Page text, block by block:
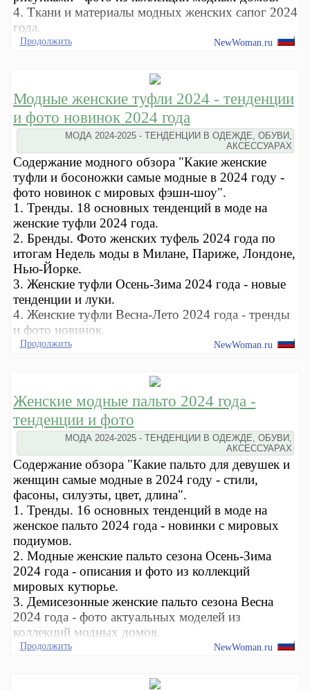
4. Ткани и материалы модных женских сапог 2024
года.
Продолжить NewWoman.ru
Модные женские туфли 2024 - тенденции
и фото новинок 2024 года
МОДА 2024-2025 - ТЕНДЕНЦИИ В ОДЕЖДЕ, ОБУВИ,
АКСЕССУАРАХ
Содержание модного обзора "Какие женские
туфли и босоножки самые модные в 2024 году -
фото новинок с мировых фэшн-шоу".
1. Тренды. 18 основных тенденций в моде на
женские туфли 2024 года.
2. Бренды. Фото женских туфель 2024 года по
итогам Недель моды в Милане, Париже, Лондоне,
Нью-Йорке.
3. Женские туфли Осень-Зима 2024 года - новые
тенденции и луки.
4. Женские туфли Весна-Лето 2024 года - тренды
и фото новинок.
Продолжить NewWoman.ru
Женские модные пальто 2024 года -
тенденции и фото
МОДА 2024-2025 - ТЕНДЕНЦИИ В ОДЕЖДЕ, ОБУВИ,
АКСЕССУАРАХ
Содержание обзора "Какие пальто для девушек и
женщин самые модные в 2024 году - стили,
фасоны, силуэты, цвет, длина".
1. Тренды. 16 основных тенденций в моде на
женское пальто 2024 года - новинки с мировых
подиумов.
2. Модные женские пальто сезона Осень-Зима
2024 года - описания и фото из коллекций
мировых кутюрье.
3. Демисезонные женские пальто сезона Весна
2024 года - фото актуальных моделей из
коллекций модных домов.
Продолжить NewWoman.ru